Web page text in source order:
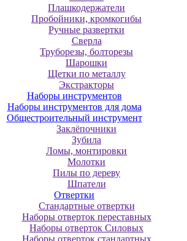
Плашкодержатели
Пробойники, кромкогибы
Ручные развертки
Сверла
Труборезы, болторезы
Шарошки
Щетки по металлу
Экcтpaктopы
Наборы инструментов
Наборы инструментов для дома
Общестроительный инструмент
Заклёпочники
Зубила
Ломы, монтировки
Молотки
Пилы по дереву
Шпатели
Отвертки
Cтандартные отвертки
Наборы отверток переставных
Наборы отверток Силовых
Наборы отверток стандартных